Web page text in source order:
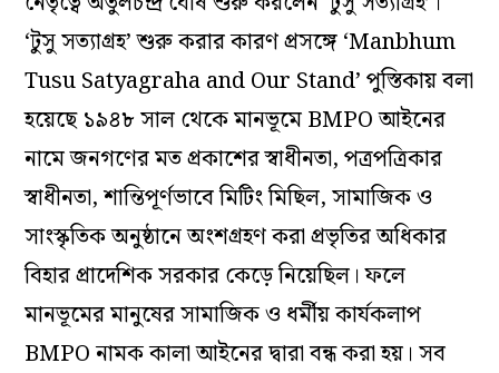
‘টুসু সত্যাগ্রহ’ শুরু করার কারণ প্রসঙ্গে ‘Manbhum
Tusu Satyagraha and Our Stand’ পুস্তিকায় বলা
হয়েছে ১৯৪৮ সাল থেকে মানভূমে BMPO আইনের
নামে জনগণের মত প্রকাশের স্বাধীনতা, পত্রপত্রিকার
স্বাধীনতা, শান্তিপূর্ণভাবে মিটিং মিছিল, সামাজিক ও
সাংস্কৃতিক অনুষ্ঠানে অংশগ্রহণ করা প্রভৃতির অধিকার
বিহার প্রাদেশিক সরকার কেড়ে নিয়েছিল। ফলে
মানভূমের মানুষের সামাজিক ও ধর্মীয় কার্যকলাপ
BMPO নামক কালা আইনের দ্বারা বন্ধ করা হয়। সব